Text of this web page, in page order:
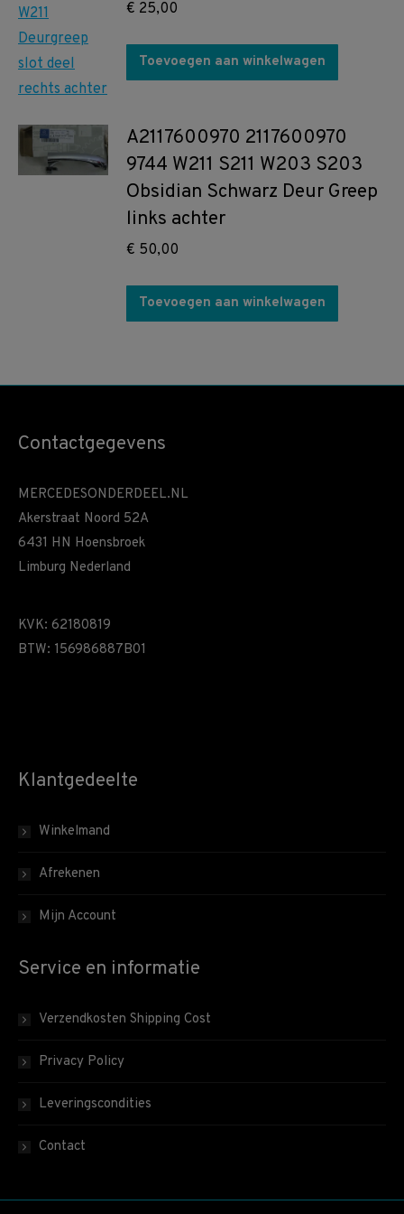
€ 25,00
Toevoegen aan winkelwagen
A2117600970 2117600970
9744 W211 S211 W203 S203
Obsidian Schwarz Deur Greep
links achter
€ 50,00
Toevoegen aan winkelwagen
Contactgegevens
MERCEDESONDERDEEL.NL
Akerstraat Noord 52A
6431 HN Hoensbroek
Limburg Nederland
KVK: 62180819
BTW: 156986887B01
Klantgedeelte
Winkelmand
Afrekenen
Mijn Account
Service en informatie
Verzendkosten Shipping Cost
Privacy Policy
Leveringscondities
Contact